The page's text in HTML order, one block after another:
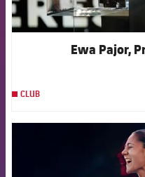
Ewa Pajor,
CLUB